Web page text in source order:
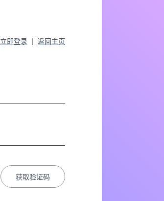
立即登录 返回主页
获取验证码